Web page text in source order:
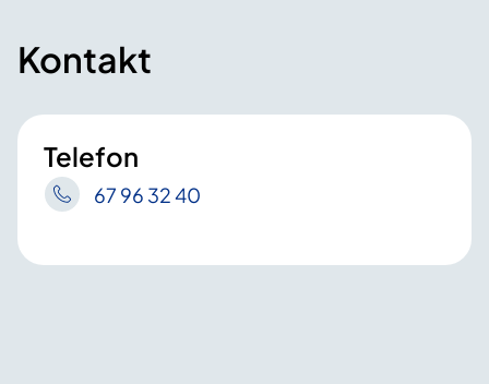
Kontakt
Telefon
67 96 32 40